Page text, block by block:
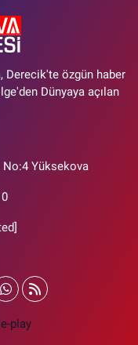
Derecik'te özgün haber
Dünyaya açılan
Yüksekova